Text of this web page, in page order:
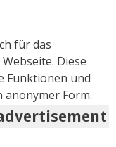
für das
Diese
Funktionen und
anonymer Form.